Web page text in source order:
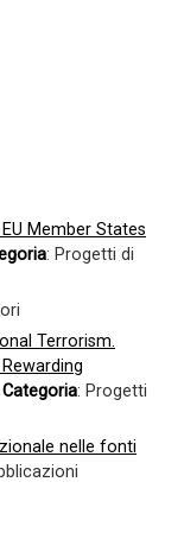
Member States
: Progetti di
Terrorism.
Categoria: Progetti
nelle fonti